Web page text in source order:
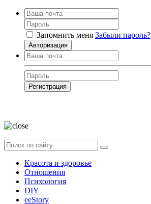
Запомнить меня Забыли пароль?
Авторизация
Регистрация
Красота и здоровье
Отношения
Психология
DIY
ееStory